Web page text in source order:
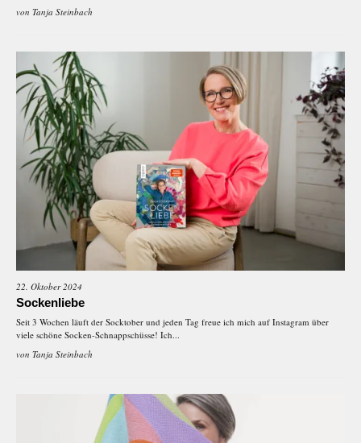
von Tanja Steinbach
22. Oktober 2024
Sockenliebe
Seit 3 Wochen läuft der Socktober und jeden Tag freue ich mich auf Instagram über
viele schöne Socken-Schnappschüsse! Ich...
von Tanja Steinbach